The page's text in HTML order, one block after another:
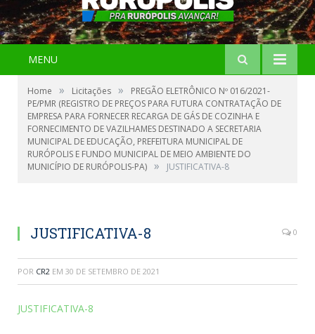
MENU
Home » Licitações »
PREGÃO ELETRÔNICO Nº 016/2021-
PE/PMR (REGISTRO DE PREÇOS PARA FUTURA CONTRATAÇÃO DE
EMPRESA PARA FORNECER RECARGA DE GÁS DE COZINHA E
FORNECIMENTO DE VAZILHAMES DESTINADO A SECRETARIA
MUNICIPAL DE EDUCAÇÃO, PREFEITURA MUNICIPAL DE
RURÓPOLIS E FUNDO MUNICIPAL DE MEIO AMBIENTE DO
MUNICÍPIO DE RURÓPOLIS-PA) » JUSTIFICATIVA-8
JUSTIFICATIVA-8 0
POR CR2 EM 30 DE SETEMBRO DE 2021
JUSTIFICATIVA-8